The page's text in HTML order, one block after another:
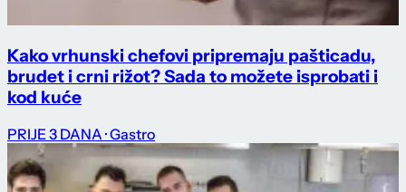
Kako vrhunski chefovi pripremaju pašticadu,
brudet i crni rižot? Sada to možete isprobati i
kod kuće
PRIJE 3 DANA · Gastro